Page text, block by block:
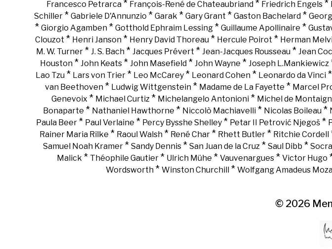
Francesco Petrarca * François-René de Chateaubriand * Friedrich Engels *
Schiller * Gabriele D'Annunzio * Garak * Gary Grant * Gaston Bachelard *
* Giorgio Agamben * Gotthold Ephraim Lessing * Guillaume Apollinaire *
Clouzot * Henri Janson* Henry David Thoreau* Hercule Poirot * Herman
M. W. Turner * J. S. Bach * Jacques Prévert * Jean-Jacques Rousseau * Jean
Houston* John Keats* John Masefield* John Wayne * Joseph L.Mankiewicz
Lao Tzu* Lars von Trier* Leo McCarey* Leonard Cohen* Leonardo da Vinci*
van Beethoven* Ludwig Wittgenstein* Madame de La Fayette * Marcel
Genevoix * Michael Curtiz* Michelangelo Antonioni* Michel de
Bonaparte * Nathaniel Hawthorne * Niccolò Machiavelli* Nicolas Boileau*
Paula Beer* Paul Verlaine * Percy Bysshe Shelley* Petar II Petrović Njegoš*
Rainer Maria Rilke * Raoul Walsh* René Char* Rhett Butler* Ritchie Cordell
Samuel Noah Kramer* Sandy Dennis* San Juan de la Cruz* Saul Dibb *
Malick * Théophile Gautier * Ulrich Mühe * Vauvenargues * Victor Hugo
Wordsworth * Winston Churchill * Wolfgang Amadeus
© 2026